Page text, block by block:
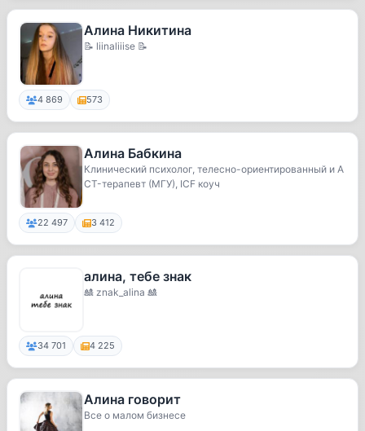
Алина Никитина
📝 liinaliiise 📝
4 869 573
Алина Бабкина
Клинический психолог, телесно-ориентированный и A
CT-терапевт (МГУ), ICF коуч
22 497 3 412
алина, тебе знак
🎎 znak_alina 🎎
34 701 4 225
Алина говорит
Все о малом бизнесе